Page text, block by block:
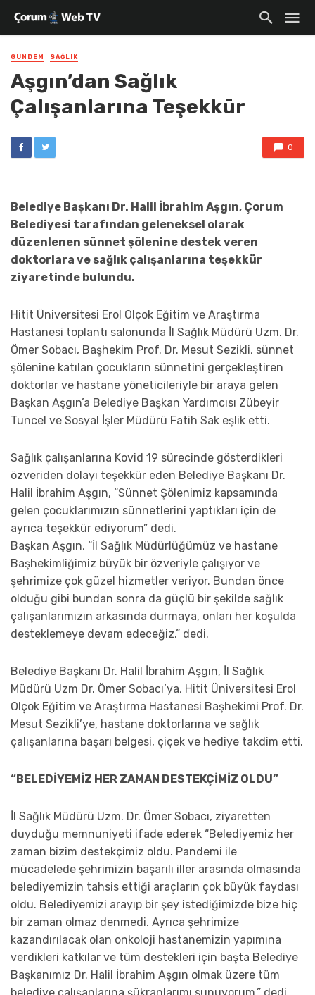
GÜNDEM SAĞLIK
Aşgın’dan Sağlık
Çalışanlarına Teşekkür
0
Belediye Başkanı Dr. Halil İbrahim Aşgın, Çorum
Belediyesi tarafından geleneksel olarak
düzenlenen sünnet şölenine destek veren
doktorlara ve sağlık çalışanlarına teşekkür
ziyaretinde bulundu.
Hitit Üniversitesi Erol Olçok Eğitim ve Araştırma
Hastanesi toplantı salonunda İl Sağlık Müdürü Uzm. Dr.
Ömer Sobacı, Başhekim Prof. Dr. Mesut Sezikli, sünnet
şölenine katılan çocukların sünnetini gerçekleştiren
doktorlar ve hastane yöneticileriyle bir araya gelen
Başkan Aşgın’a Belediye Başkan Yardımcısı Zübeyir
Tuncel ve Sosyal İşler Müdürü Fatih Sak eşlik etti.
Sağlık çalışanlarına Kovid 19 sürecinde gösterdikleri
özveriden dolayı teşekkür eden Belediye Başkanı Dr.
Halil İbrahim Aşgın, “Sünnet Şölenimiz kapsamında
gelen çocuklarımızın sünnetlerini yaptıkları için de
ayrıca teşekkür ediyorum” dedi.
Başkan Aşgın, “İl Sağlık Müdürlüğümüz ve hastane
Başhekimliğimiz büyük bir özveriyle çalışıyor ve
şehrimize çok güzel hizmetler veriyor. Bundan önce
olduğu gibi bundan sonra da güçlü bir şekilde sağlık
çalışanlarımızın arkasında durmaya, onları her koşulda
desteklemeye devam edeceğiz.” dedi.
Belediye Başkanı Dr. Halil İbrahim Aşgın, İl Sağlık
Müdürü Uzm Dr. Ömer Sobacı’ya, Hitit Üniversitesi Erol
Olçok Eğitim ve Araştırma Hastanesi Başhekimi Prof. Dr.
Mesut Sezikli’ye, hastane doktorlarına ve sağlık
çalışanlarına başarı belgesi, çiçek ve hediye takdim etti.
“BELEDİYEMİZ HER ZAMAN DESTEKÇİMİZ OLDU”
İl Sağlık Müdürü Uzm. Dr. Ömer Sobacı, ziyaretten
duyduğu memnuniyeti ifade ederek “Belediyemiz her
zaman bizim destekçimiz oldu. Pandemi ile
mücadelede şehrimizin başarılı iller arasında olmasında
belediyemizin tahsis ettiği araçların çok büyük faydası
oldu. Belediyemizi arayıp bir şey istediğimizde bize hiç
bir zaman olmaz denmedi. Ayrıca şehrimize
kazandırılacak olan onkoloji hastanemizin yapımına
verdikleri katkılar ve tüm destekleri için başta Belediye
Başkanımız Dr. Halil İbrahim Aşgın olmak üzere tüm